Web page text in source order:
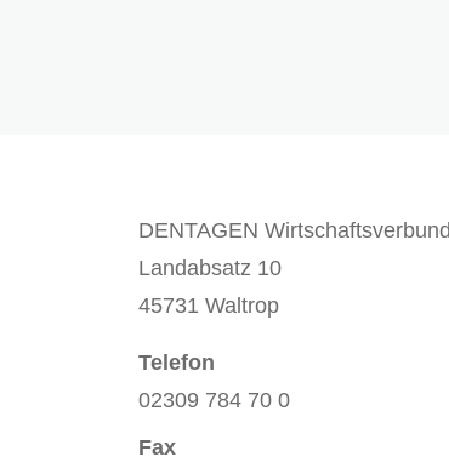
DENTAGEN
Landabsatz 10
45731 Waltrop
Telefon
02309 784 70 0
Fax